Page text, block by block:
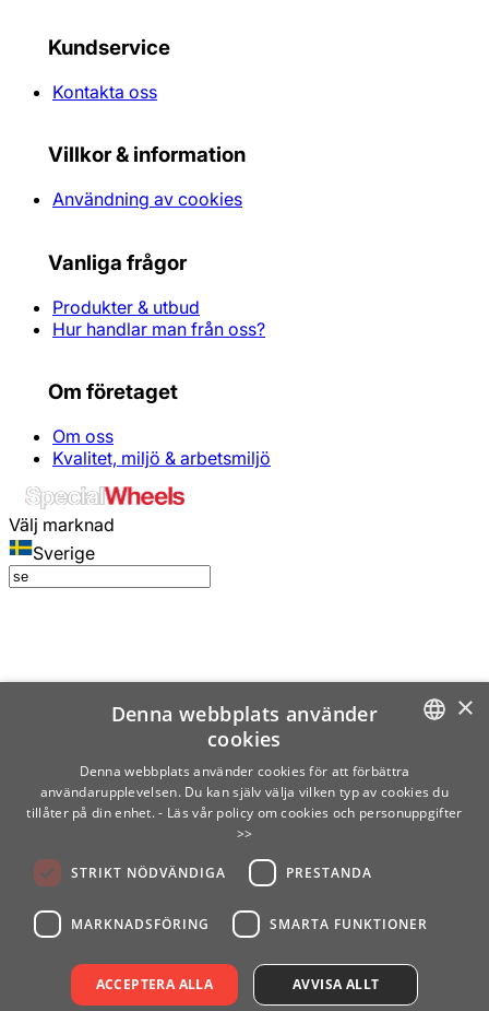
Kundservice
Kontakta oss
Villkor & information
Användning av cookies
Vanliga frågor
Produkter & utbud
Hur handlar man från oss?
Om företaget
Om oss
Kvalitet, miljö & arbetsmiljö
Välj marknad
Sverige
SWEDISH
×
Denna webbplats använder
cookies
Denna webbplats använder cookies för att förbättra
användarupplevelsen. Du kan själv välja vilken typ av cookies du
tillåter på din enhet. - Läs vår policy om cookies och personuppgifter
>>
STRIKT NÖDVÄNDIGA PRESTANDA
MARKNADSFÖRING SMARTA FUNKTIONER
ACCEPTERA ALLA AVVISA ALLT